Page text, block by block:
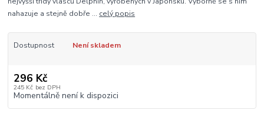
nahazuje a stejně dobře ... celý popis
Dostupnost Není skladem
296 Kč
245 Kč bez DPH
Momentálně není k dispozici